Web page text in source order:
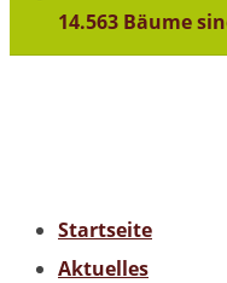
14.563 Bäume
Startseite
Aktuelles